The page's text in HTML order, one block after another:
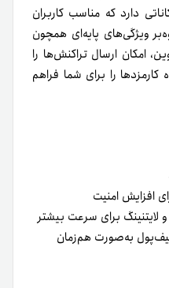
دارد که مناسب کاربران
ویژگی‌های پایه‌ای همچون
امکان ارسال تراکنش‌ها را
را برای شما فراهم
افزایش امنیت
لایتنینگ برای سرعت بیشتر
به‌صورت هم‌زمان